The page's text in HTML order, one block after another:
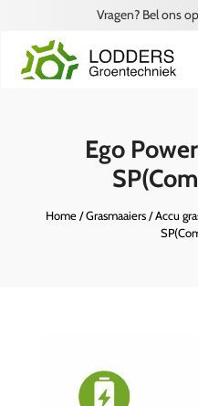
Vragen? Bel ons op
Ego
Home/Grasmaaiers/Accu